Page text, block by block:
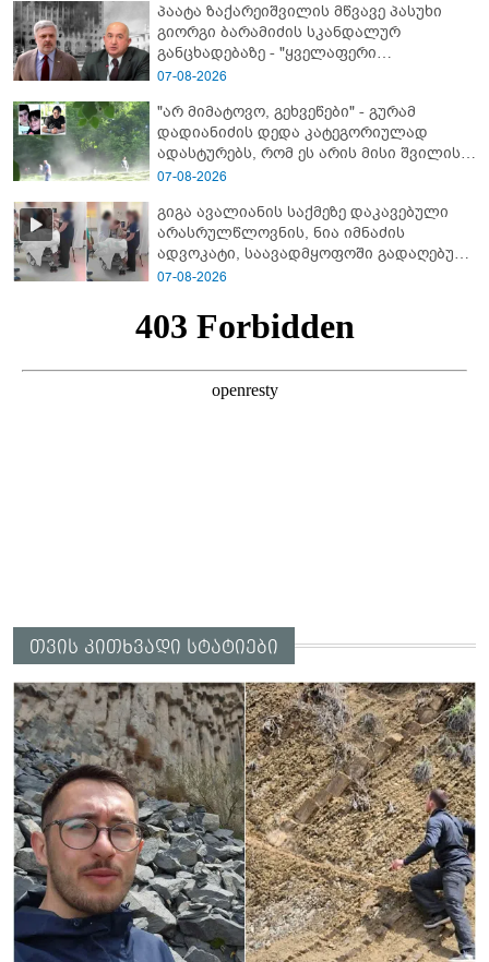
პაატა ზაქარეიშვილის მწვავე პასუხი
გიორგი ბარამიძის სკანდალურ
განცხადებაზე - "ყველაფერი
დეტალურად ვიცი... კამანში მოკლული
ბარამიძე კი ტყუის"
07-08-2026
"არ მიმატოვო, გეხვეწები" - გუ­რა­მ
დადიანიძის დედა კა­ტე­გო­რი­უ­ლად
ადას­ტუ­რებს, რომ ეს არის მისი შვი­ლის
ხმა
07-08-2026
გიგა ავალიანის საქმეზე დაკავებული
არასრულწლოვნის, ნია იმნაძის
ადვოკატი, საავადმყოფოში გადაღებულ
კადრებს ავრცელებს
07-08-2026
თვის კითხვადი სტატიები